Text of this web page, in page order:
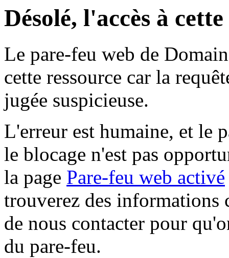
Désolé, l'accès à
Le pare-feu web de
cette ressource car la
jugée suspicieuse.
L'erreur est humaine, et le
le blocage n'est pas
la page Pare-feu web activé
trouverez des informations
de nous contacter pour
du pare-feu.